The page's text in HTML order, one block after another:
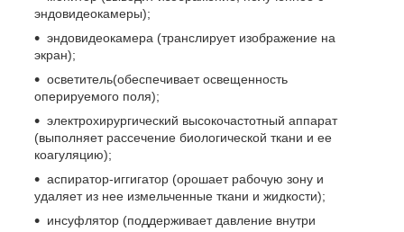
эндовидеокамеры);
эндовидеокамера (транслирует изображение на
экран);
осветитель(обеспечивает освещенность
оперируемого поля);
электрохирургический высокочастотный аппарат
(выполняет рассечение биологической ткани и ее
коагуляцию);
аспиратор-иггигатор (орошает рабочую зону и
удаляет из нее измельченные ткани и жидкости);
инсуфлятор (поддерживает давление внутри